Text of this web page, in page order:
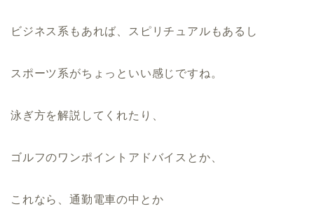
ビジネス系もあれば、スピリチュアルもあるし
スポーツ系がちょっといい感じですね。
泳ぎ方を解説してくれたり、
ゴルフのワンポイントアドバイスとか、
これなら、通勤電車の中とか